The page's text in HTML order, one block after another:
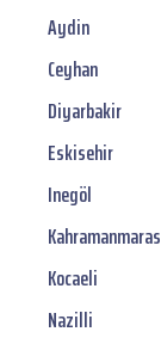
Aydin
Ceyhan
Diyarbakir
Eskisehir
Inegöl
Kahramanmaras
Kocaeli
Nazilli